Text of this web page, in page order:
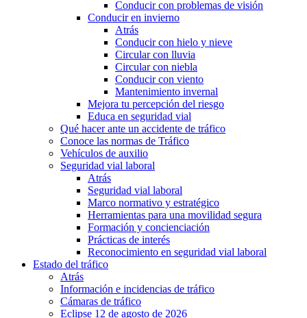
Conducir con problemas de visión
Conducir en invierno
Atrás
Conducir con hielo y nieve
Circular con lluvia
Circular con niebla
Conducir con viento
Mantenimiento invernal
Mejora tu percepción del riesgo
Educa en seguridad vial
Qué hacer ante un accidente de tráfico
Conoce las normas de Tráfico
Vehículos de auxilio
Seguridad vial laboral
Atrás
Seguridad vial laboral
Marco normativo y estratégico
Herramientas para una movilidad segura
Formación y concienciación
Prácticas de interés
Reconocimiento en seguridad vial laboral
Estado del tráfico
Atrás
Información e incidencias de tráfico
Cámaras de tráfico
Eclipse 12 de agosto de 2026